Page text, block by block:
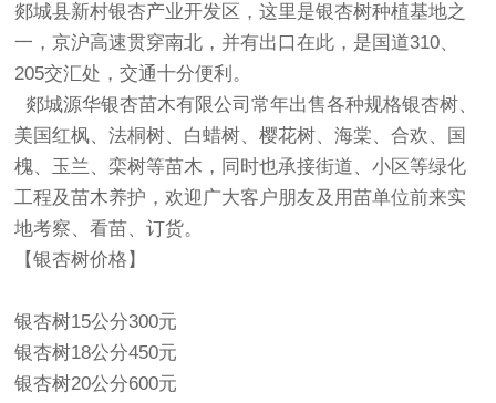
郯城县新村银杏产业开发区，这里是银杏树种植基地之
一，京沪高速贯穿南北，并有出口在此，是国道310、
205交汇处，交通十分便利。
郯城源华银杏苗木有限公司常年出售各种规格银杏树、
美国红枫、法桐树、白蜡树、樱花树、海棠、合欢、国
槐、玉兰、栾树等苗木，同时也承接街道、小区等绿化
工程及苗木养护，欢迎广大客户朋友及用苗单位前来实
地考察、看苗、订货。
【银杏树价格】
银杏树15公分300元
银杏树18公分450元
银杏树20公分600元